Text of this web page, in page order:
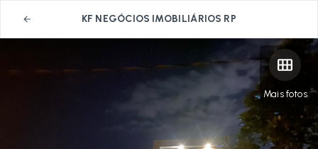
KF NEGÓCIOS IMOBILIÁRIOS RP
Mais fotos